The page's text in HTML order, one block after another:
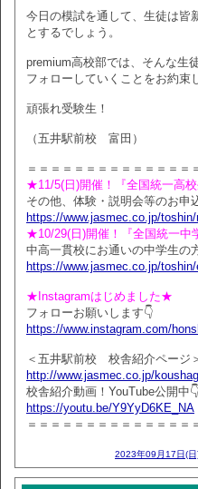
今日の模試を通して、生徒は皆
とするでしょう。
premium高校部では、そんな生
フォローしていくことをお約束
頑張れ受験生！
（五井駅前校 富田）
＝＝＝＝＝＝＝＝＝＝＝＝＝＝
★11/5(日)開催！『全国統一高
その他、体験・説明会等のお申
https://www.jasmec.co.jp/
★10/29(日)開催！『全国統一
中高一貫校にお通いの中学生の
https://www.jasmec.co.jp/
★Instagramはじめました★
フォローお願いします👇
https://www.instagram.com/
＜五井駅前校 校舎紹介ページ
http://www.jasmec.co.jp/
校舎紹介動画！YouTube公開中👇
https://youtu.be/Y9YyD6KE_NA
＝＝＝＝＝＝＝＝＝＝＝＝＝＝
2023年09月17日(